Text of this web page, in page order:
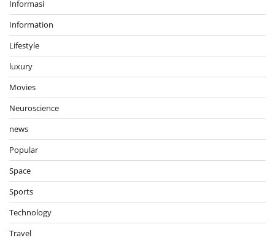
Informasi
Information
Lifestyle
luxury
Movies
Neuroscience
news
Popular
Space
Sports
Technology
Travel